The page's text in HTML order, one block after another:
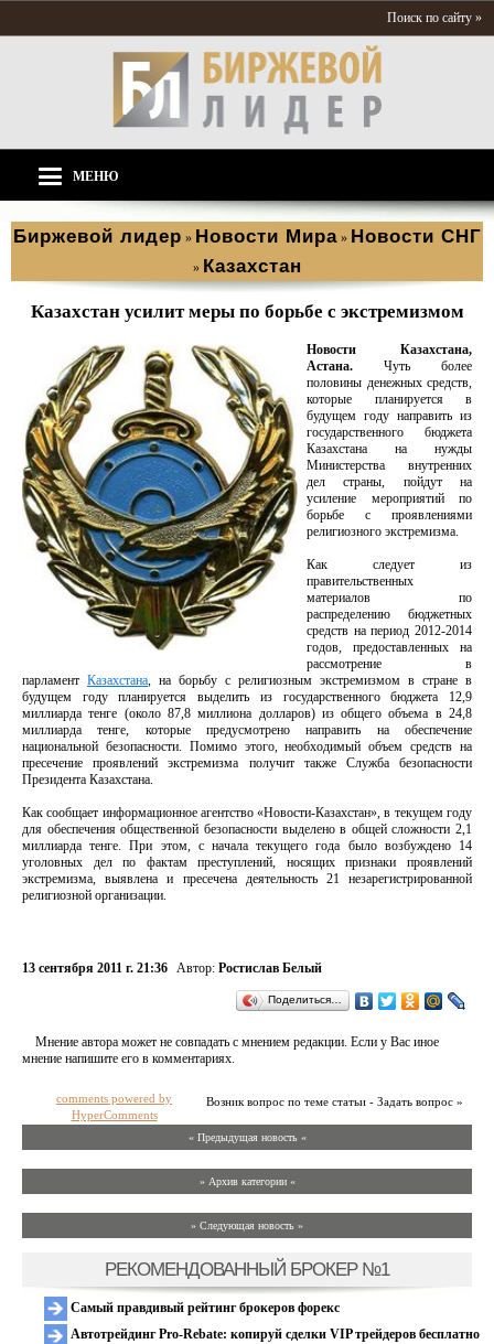
Поиск по сайту »
МЕНЮ
Биржевой лидер » Новости Мира » Новости СНГ
» Казахстан
Казахстан усилит меры по борьбе с экстремизмом
Новости Казахстана,
Астана. Чуть более
половины денежных средств,
которые планируется в
будущем году направить из
государственного бюджета
Казахстана на нужды
Министерства внутренних
дел страны, пойдут на
усиление мероприятий по
борьбе с проявлениями
религиозного экстремизма.
Как следует из
правительственных
материалов по
распределению бюджетных
средств на период 2012-2014
годов, предоставленных на
рассмотрение в
парламент Казахстана, на борьбу с религиозным экстремизмом в стране в
будущем году планируется выделить из государственного бюджета 12,9
миллиарда тенге (около 87,8 миллиона долларов) из общего объема в 24,8
миллиарда тенге, которые предусмотрено направить на обеспечение
национальной безопасности. Помимо этого, необходимый объем средств на
пресечение проявлений экстремизма получит также Служба безопасности
Президента Казахстана.
Как сообщает информационное агентство «Новости-Казахстан», в текущем году
для обеспечения общественной безопасности выделено в общей сложности 2,1
миллиарда тенге. При этом, с начала текущего года было возбуждено 14
уголовных дел по фактам преступлений, носящих признаки проявлений
экстремизма, выявлена и пресечена деятельность 21 незарегистрированной
религиозной организации.
13 сентября 2011 г. 21:36 Автор: Ростислав Белый
Поделиться…
Мнение автора может не совпадать с мнением редакции. Если у Вас иное
мнение напишите его в комментариях.
Возник вопрос по теме статьи - Задать вопрос »
comments powered by
HyperComments
« Предыдущая новость «
» Архив категории «
» Следующая новость »
РЕКОМЕНДОВАННЫЙ БРОКЕР №1
Самый правдивый рейтинг брокеров форекс
Автотрейдинг Pro-Rebate: копируй сделки VIP трейдеров бесплатно